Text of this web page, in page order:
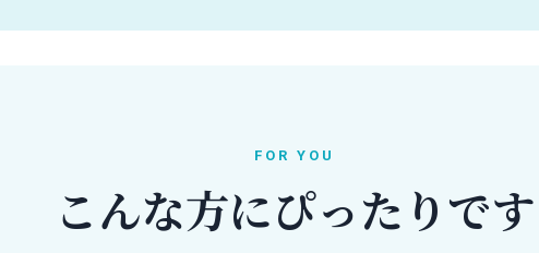
FOR YOU
こんな方にぴったりです